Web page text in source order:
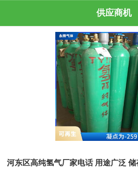
供应商机
河东区高纯氢气厂家电话 用途广泛 储